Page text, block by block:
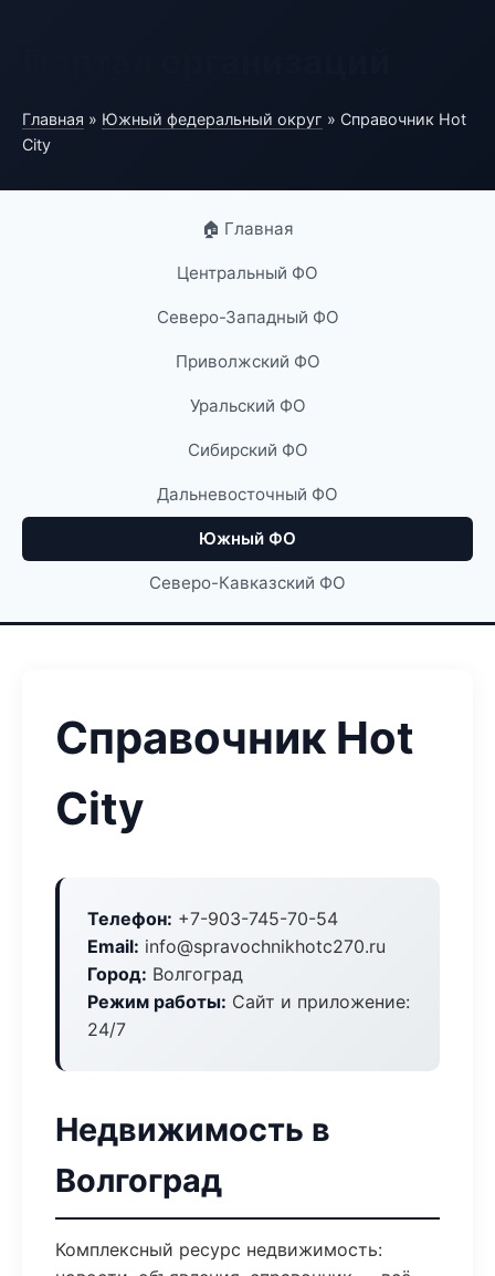
Главная » Южный федеральный округ » Справочник Hot
City
🏠 Главная
Центральный ФО
Северо-Западный ФО
Приволжский ФО
Уральский ФО
Сибирский ФО
Дальневосточный ФО
Южный ФО
Северо-Кавказский ФО
Справочник Hot
City
Телефон: +7-903-745-70-54
Email: info@spravochnikhotc270.ru
Город: Волгоград
Режим работы: Сайт и приложение:
24/7
Недвижимость в
Волгоград
Комплексный ресурс недвижимость: